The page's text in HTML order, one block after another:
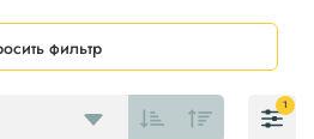
фильтр
1